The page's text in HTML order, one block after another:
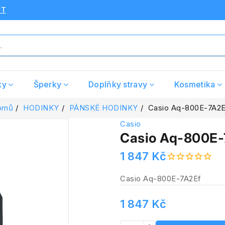
Šperky Doplňky stravy Kosmetika
HODINKY PÁNSKÉ HODINKY
Casio Aq-800E-
Casio
Casio Aq-
1 847 Kč
Casio Aq-800E-7A2Ef
1 847 Kč